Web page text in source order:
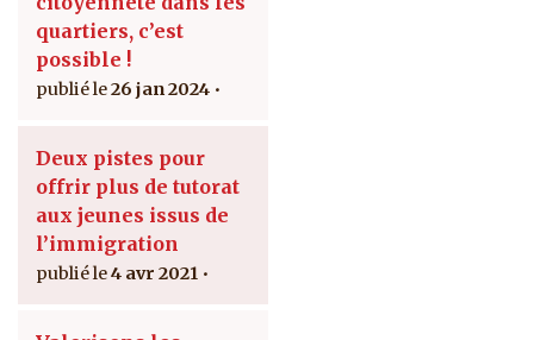
quartiers, c’est
possible !
26 jan 2024
Deux pistes pour
offrir plus de tutorat
aux jeunes issus de
l’immigration
4 avr 2021